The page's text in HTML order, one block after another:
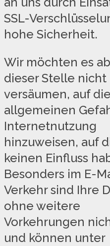
SSL-
hohe Sicherheit.
Wir möchten es
dieser Stelle nicht
versäumen, auf die
allgemeinen
Internetnutzung
hinzuweisen, auf
keinen Einfluss
Besonders im E-
Verkehr sind Ihre
ohne weitere
Vorkehrungen
und können unter